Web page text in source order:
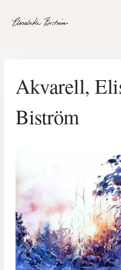
direkt
Akvarell,
Biström